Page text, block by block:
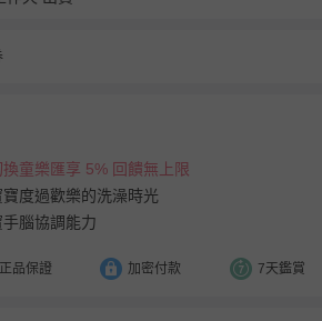
童樂匯享 5% 回饋無上限
度過歡樂的洗澡時光
腦協調能力
正品保證 加密付款 7天鑑賞